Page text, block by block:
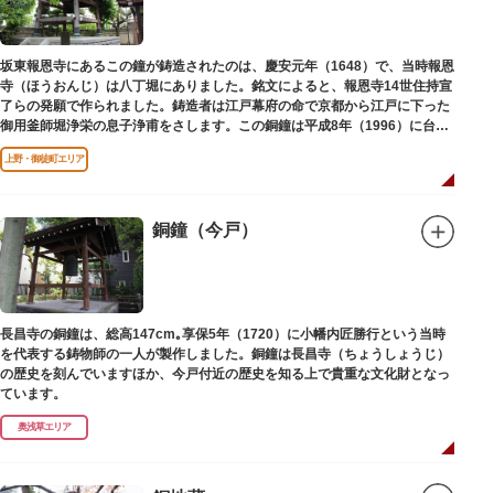
坂東報恩寺にあるこの鐘が鋳造されたのは、慶安元年（1648）で、当時報恩
寺（ほうおんじ）は八丁堀にありました。銘文によると、報恩寺14世住持宣
了らの発願で作られました。鋳造者は江戸幕府の命で京都から江戸に下った
御用釜師堀浄栄の息子浄甫をさします。この銅鐘は平成8年（1996）に台東
区有形文化財として登載されました。
上野・御徒町エリア
銅鐘（今戸）
長昌寺の銅鐘は、総高147cm｡享保5年（1720）に小幡内匠勝行という当時
を代表する鋳物師の一人が製作しました。銅鐘は長昌寺（ちょうしょうじ）
の歴史を刻んでいますほか、今戸付近の歴史を知る上で貴重な文化財となっ
ています。
奥浅草エリア